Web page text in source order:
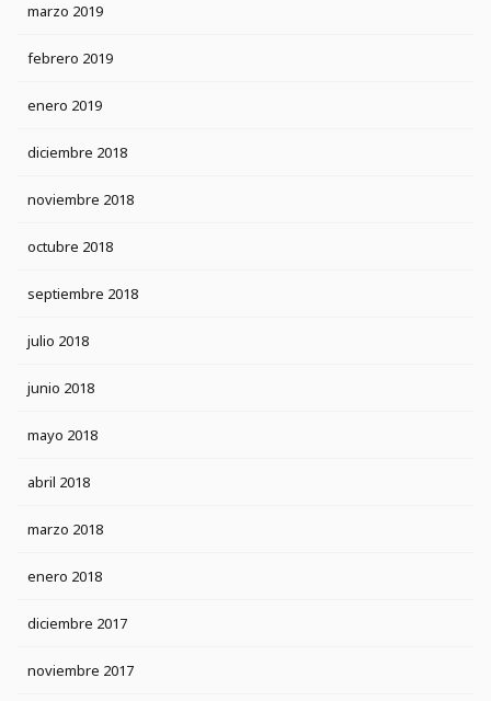
marzo 2019
febrero 2019
enero 2019
diciembre 2018
noviembre 2018
octubre 2018
septiembre 2018
julio 2018
junio 2018
mayo 2018
abril 2018
marzo 2018
enero 2018
diciembre 2017
noviembre 2017